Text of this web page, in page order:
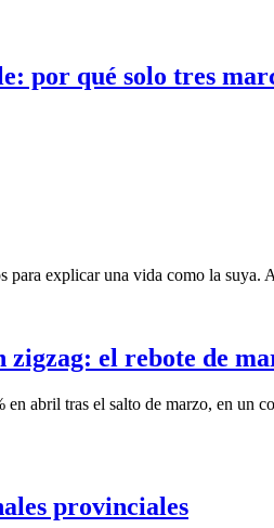
por qué solo tres
explicar una vida como la suya.
el rebote de
abril tras el salto de marzo, en
provinciales